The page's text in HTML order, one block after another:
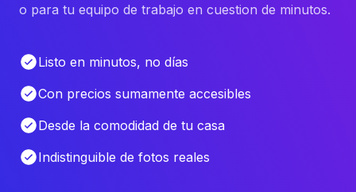
o para tu equipo de trabajo en cuestion de minutos.
Listo en minutos, no días
Con precios sumamente accesibles
Desde la comodidad de tu casa
Indistinguible de fotos reales